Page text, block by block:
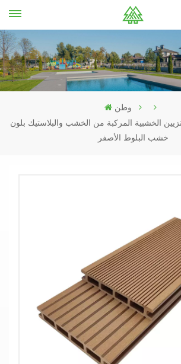
وطن
الخشبية المركبة من الخشب والبلاستيك بلون
خشب البلوط الأصفر